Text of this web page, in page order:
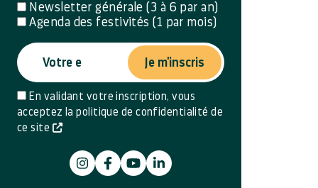
Newsletter générale (3 à 6 par an)
Agenda des festivités (1 par mois)
En validant votre inscription, vous
acceptez la politique de confidentialité de
ce site
Je m'inscris